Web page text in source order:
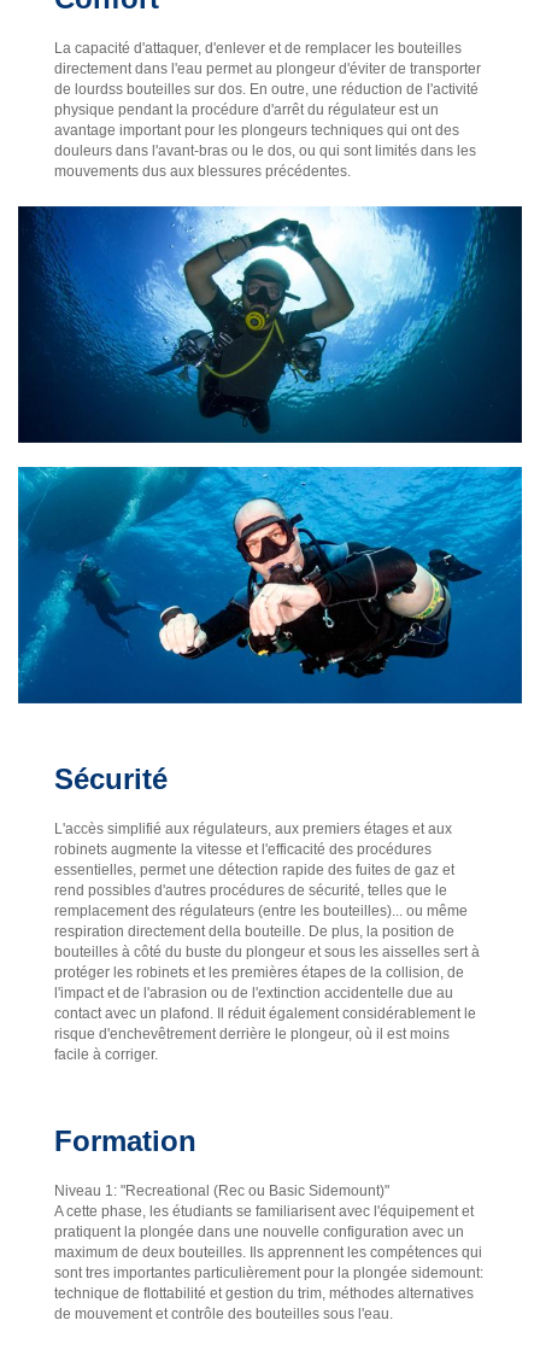
La capacité d'attaquer, d'enlever et de remplacer les bouteilles
directement dans l'eau permet au plongeur d'éviter de transporter
de lourdss bouteilles sur dos. En outre, une réduction de l'activité
physique pendant la procédure d'arrêt du régulateur est un
avantage important pour les plongeurs techniques qui ont des
douleurs dans l'avant-bras ou le dos, ou qui sont limités dans les
mouvements dus aux blessures précédentes.
Sécurité
L'accès simplifié aux régulateurs, aux premiers étages et aux
robinets augmente la vitesse et l'efficacité des procédures
essentielles, permet une détection rapide des fuites de gaz et
rend possibles d'autres procédures de sécurité, telles que le
remplacement des régulateurs (entre les bouteilles)... ou même
respiration directement della bouteille. De plus, la position de
bouteilles à côté du buste du plongeur et sous les aisselles sert à
protéger les robinets et les premières étapes de la collision, de
l'impact et de l'abrasion ou de l'extinction accidentelle due au
contact avec un plafond. Il réduit également considérablement le
risque d'enchevêtrement derrière le plongeur, où il est moins
facile à corriger.
Formation
Niveau 1: "Recreational (Rec ou Basic Sidemount)"
A cette phase, les étudiants se familiarisent avec l'équipement et
pratiquent la plongée dans une nouvelle configuration avec un
maximum de deux bouteilles. Ils apprennent les compétences qui
sont tres importantes particulièrement pour la plongée sidemount:
technique de flottabilité et gestion du trim, méthodes alternatives
de mouvement et contrôle des bouteilles sous l'eau.